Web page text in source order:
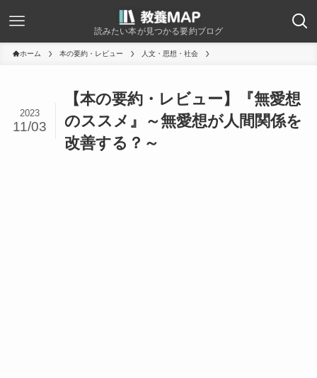
読みたい本が見つかる要約ブログ
ホーム 本の要約・レビュー 人文・思想・社会
【本の要約・レビュー】『無愛想
のススメ』～無愛想が人間関係を
改善する？～
2023
11/03